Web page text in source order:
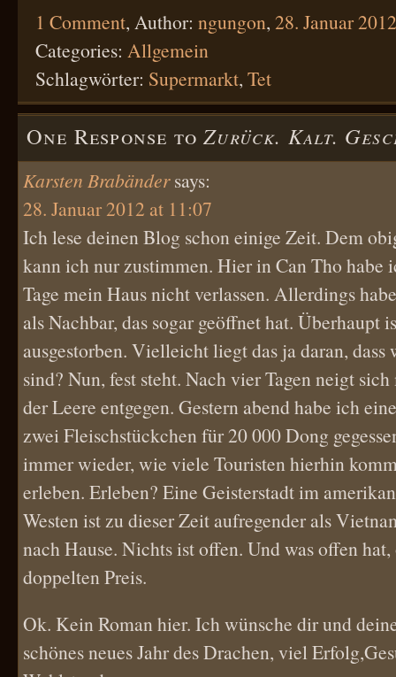
1 Comment, Author: ngungon, 28. Januar 2012
Categories: Allgemein
Schlagwörter: Supermarkt, Tet
One Response toZurück. Kalt.
Karsten Brabänder says:
28. Januar 2012 at 11:07
Ich lese deinen Blog schon einige Zeit. Dem
kann ich nur zustimmen. Hier in Can Tho habe
Tage mein Haus nicht verlassen. Allerdings
als Nachbar, das sogar geöffnet hat. Überhaupt
ausgestorben. Vielleicht liegt das ja daran,
sind? Nun, fest steht. Nach vier Tagen neigt
der Leere entgegen. Gestern abend habe ich
zwei Fleischstückchen für 20 000 Dong
immer wieder, wie viele Touristen hierhin
erleben. Erleben? Eine Geisterstadt im
Westen ist zu dieser Zeit aufregender als
nach Hause. Nichts ist offen. Und was offen
doppelten Preis.
Ok. Kein Roman hier. Ich wünsche dir und
schönes neues Jahr des Drachen, viel